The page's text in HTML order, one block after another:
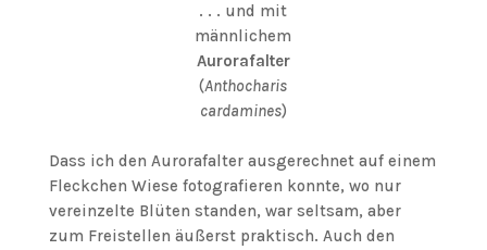
. . . und mit
männlichem
Aurorafalter
(Anthocharis
cardamines)
Dass ich den Aurorafalter ausgerechnet auf einem
Fleckchen Wiese fotografieren konnte, wo nur
vereinzelte Blüten standen, war seltsam, aber
zum Freistellen äußerst praktisch. Auch den